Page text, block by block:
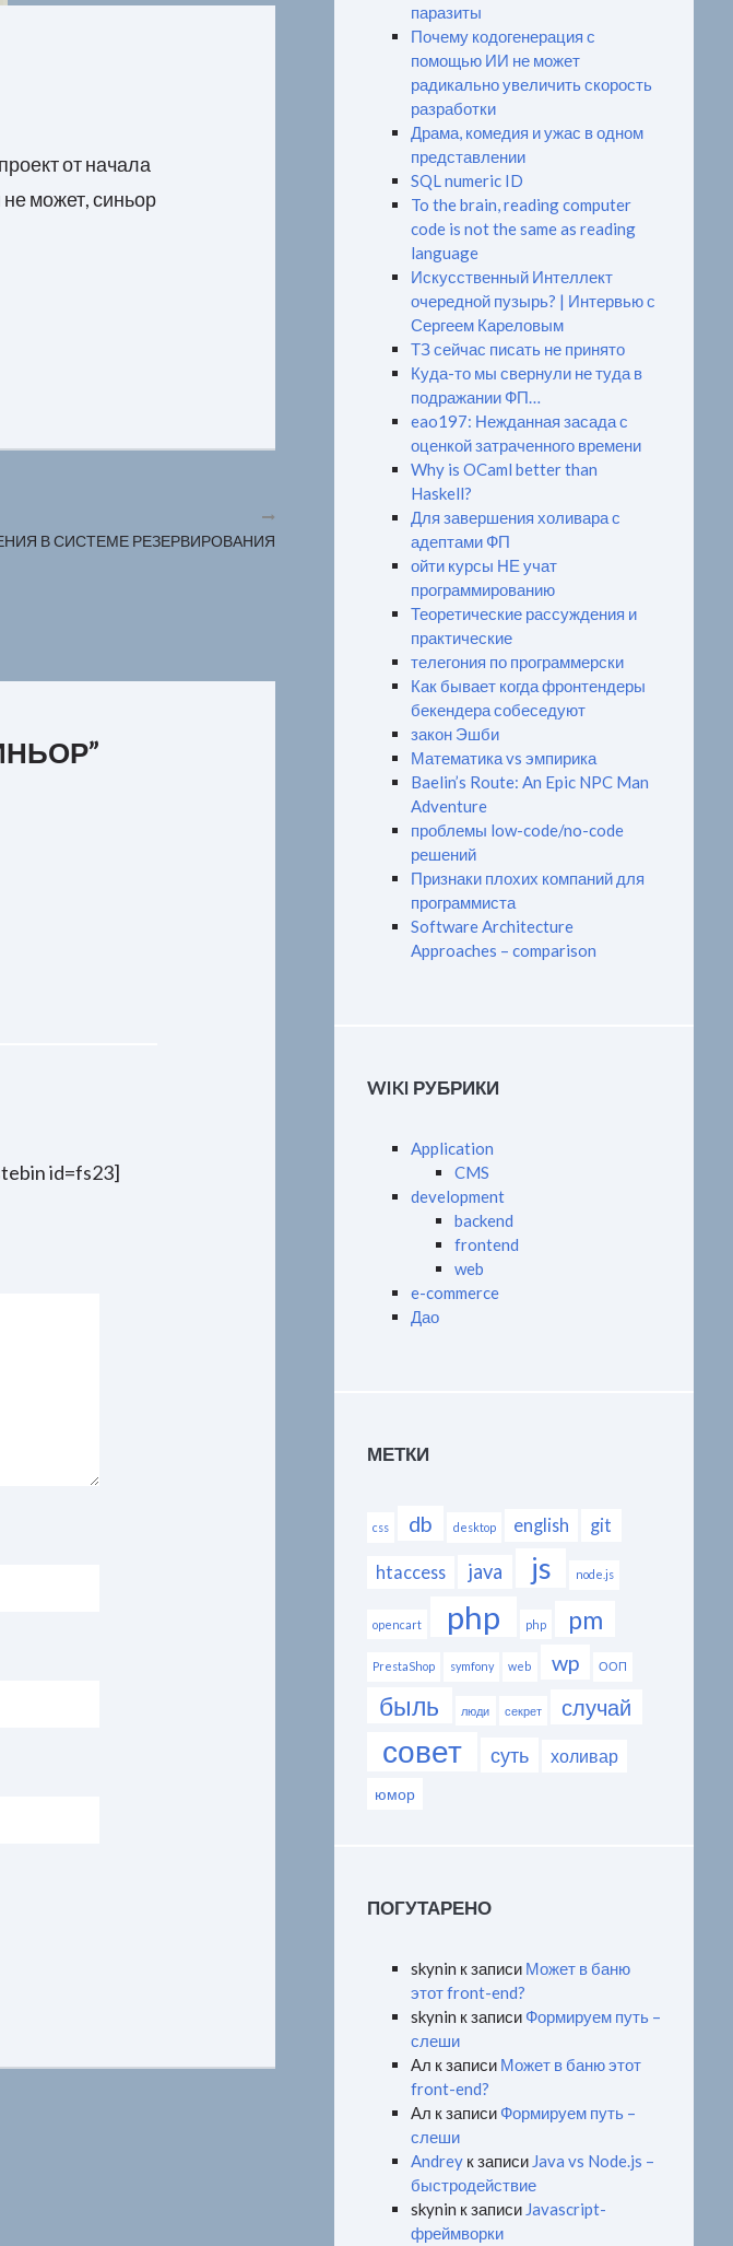
от начала
может, синьор
В СИСТЕМЕ РЕЗЕРВИРОВАНИЯ
”
id=fs23]
паразиты
Почему кодогенерация с
помощью ИИ не может
радикально увеличить скорость
разработки
Драма, комедия и ужас в одном
представлении
SQL numeric ID
To the brain, reading computer
code is not the same as reading
language
Искусственный Интеллект
очередной пузырь? | Интервью с
Сергеем Кареловым
ТЗ сейчас писать не принято
Куда-то мы свернули не туда в
подражании ФП…
eao197: Нежданная засада с
оценкой затраченного времени
Why is OCaml better than
Haskell?
Для завершения холивара с
адептами ФП
ойти курсы НЕ учат
программированию
Теоретические рассуждения и
практические
телегония по программерски
Как бывает когда фронтендеры
бекендера собеседуют
закон Эшби
Математика vs эмпирика
Baelin’s Route: An Epic NPC Man
Adventure
проблемы low-code/no-code
решений
Признаки плохих компаний для
программиста
Software Architecture
Approaches – comparison
WIKI РУБРИКИ
Application
CMS
development
backend
frontend
web
e-commerce
Дао
МЕТКИ
css db desktop english git
htaccess java js node.js
opencart php php pm
PrestaShop symfony web wp ООП
быль люди секрет случай
совет суть холивар
юмор
ПОГУТАРЕНО
skynin к записи Может в баню
этот front-end?
skynin к записи Формируем путь –
слеши
Ал к записи Может в баню этот
front-end?
Ал к записи Формируем путь –
слеши
Andreyк записи Java vs Node.js –
быстродействие
skynin к записи Javascript-
фреймворки